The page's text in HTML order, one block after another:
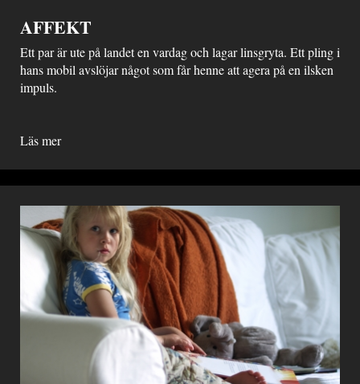
AFFEKT
Ett par är ute på landet en vardag och lagar linsgryta. Ett pling i
hans mobil avslöjar något som får henne att agera på en ilsken
impuls.
Läs mer